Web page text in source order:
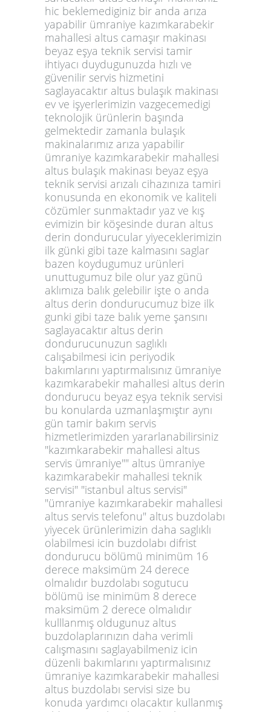
hic beklemediginiz bir anda arıza
yapabilir ümraniye kazımkarabekir
mahallesi altus camaşır makinası
beyaz eşya teknik servisi tamir
ihtiyacı duydugunuzda hızlı ve
güvenilir servis hizmetini
saglayacaktır altus bulaşık makinası
ev ve işyerlerimizin vazgecemedigi
teknolojik ürünlerin başında
gelmektedir zamanla bulaşık
makinalarımız arıza yapabilir
ümraniye kazımkarabekir mahallesi
altus bulaşık makinası beyaz eşya
teknik servisi arızalı cihazınıza tamiri
konusunda en ekonomik ve kaliteli
cözümler sunmaktadır yaz ve kış
evimizin bir köşesinde duran altus
derin dondurucular yiyeceklerimizin
ilk günki gibi taze kalmasını saglar
bazen koydugumuz urünleri
unuttugumuz bile olur yaz günü
aklımıza balık gelebilir işte o anda
altus derin dondurucumuz bize ilk
gunki gibi taze balık yeme şansını
saglayacaktır altus derin
dondurucunuzun saglıklı
calışabilmesi icin periyodik
bakımlarını yaptırmalısınız ümraniye
kazımkarabekir mahallesi altus derin
dondurucu beyaz eşya teknik servisi
bu konularda uzmanlaşmıştır aynı
gün tamir bakım servis
hizmetlerimizden yararlanabilirsiniz
"kazımkarabekir mahallesi altus
servis ümraniye"" altus ümraniye
kazımkarabekir mahallesi teknik
servisi" "istanbul altus servisi"
"ümraniye kazımkarabekir mahallesi
altus servis telefonu" altus buzdolabı
yiyecek ürünlerimizin daha saglıklı
olabilmesi icin buzdolabı difrist
dondurucu bölümü minimüm 16
derece maksimüm 24 derece
olmalıdır buzdolabı sogutucu
bölümü ise minimüm 8 derece
maksimüm 2 derece olmalıdır
kulllanmış oldugunuz altus
buzdolaplarınızın daha verimli
calışmasını saglayabilmeniz icin
düzenli bakımlarını yaptırmalısınız
ümraniye kazımkarabekir mahallesi
altus buzdolabı servisi size bu
konuda yardımcı olacaktır kullanmış